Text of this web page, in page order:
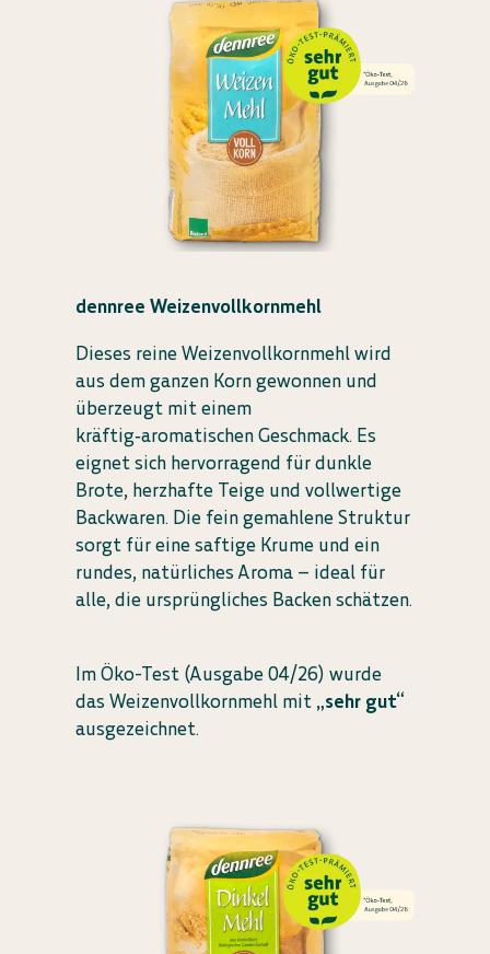
dennree Weizenvollkornmehl
Dieses reine Weizenvollkornmehl wird
aus dem ganzen Korn gewonnen und
überzeugt mit einem
kräftig‑aromatischen Geschmack. Es
eignet sich hervorragend für dunkle
Brote, herzhafte Teige und vollwertige
Backwaren. Die fein gemahlene Struktur
sorgt für eine saftige Krume und ein
rundes, natürliches Aroma – ideal für
alle, die ursprüngliches Backen schätzen.
Im Öko-Test (Ausgabe 04/26) wurde
das Weizenvollkornmehl mit „sehr gut“
ausgezeichnet.